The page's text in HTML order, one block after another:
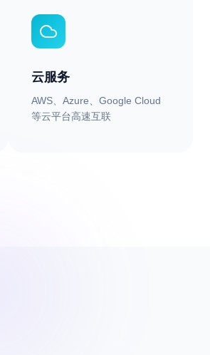
云服务
AWS、Azure、Google Cloud
等云平台高速互联